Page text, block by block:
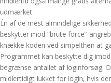
udmærket.
Én af de mest almindelige
beskytter mod ”brute force”-
knække koden ved simpelthen at
Programmet kan beskytte dig
begrænse antallet af loginforsøg.
midlertidigt lukket for login, hvis